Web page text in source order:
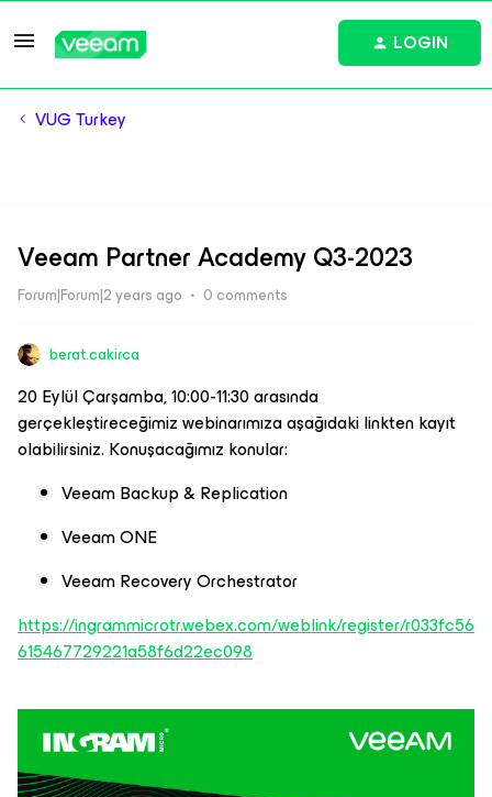
LOGIN
VUG Turkey
Veeam Partner Academy Q3-2023
Forum|Forum|2 years ago 0 comments
berat.cakirca
20 Eylül Çarşamba, 10:00-11:30 arasında
gerçekleştireceğimiz webinarımıza aşağıdaki linkten kayıt
olabilirsiniz. Konuşacağımız konular:
Veeam Backup & Replication
Veeam ONE
Veeam Recovery Orchestrator
https://ingrammicrotr.webex.com/weblink/register/r033fc56
615467729221a58f6d22ec098